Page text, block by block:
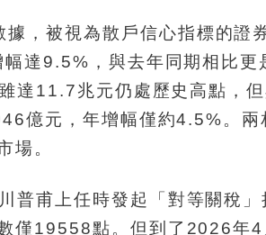
，被視為散戶信心指標的證
達9.5%，與去年同期相比
達11.7兆元仍處歷史高點，
億元，年增幅僅約4.5%。兩
場。
普甫上任時發起「對等關稅
僅19558點。但到了2026年